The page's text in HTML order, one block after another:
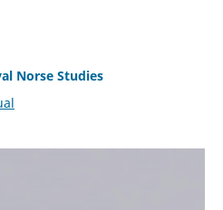
Norse Studies